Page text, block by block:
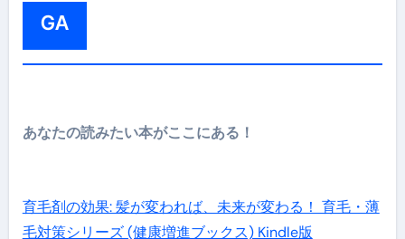
GA
あなたの読みたい本がここにある！
育毛剤の効果: 髪が変われば、未来が変わる！ 育毛・薄
毛対策シリーズ (健康増進ブックス) Kindle版